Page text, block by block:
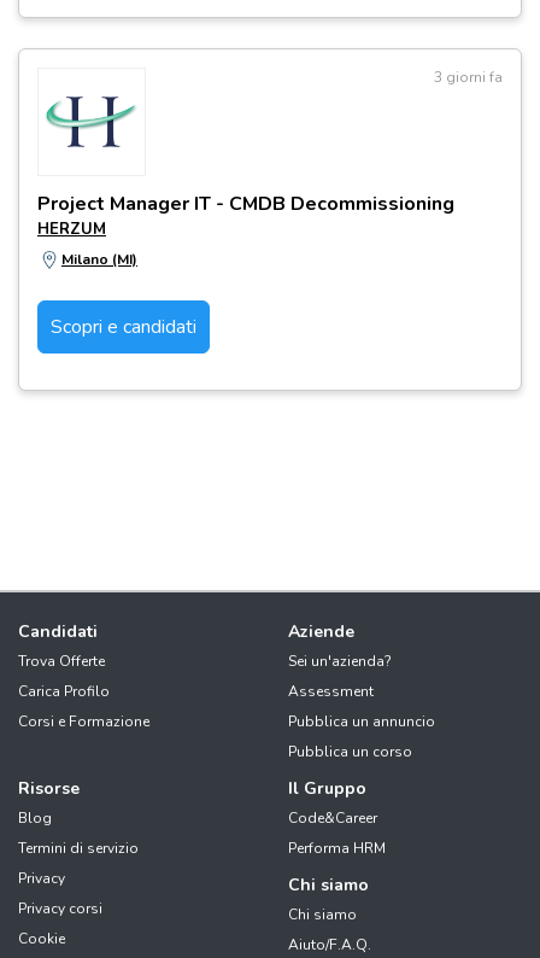
3 giorni fa
Project Manager IT - CMDB Decommissioning
HERZUM
Milano (MI)
Scopri e candidati
Candidati
Trova Offerte
Carica Profilo
Corsi e Formazione
Aziende
Sei un'azienda?
Assessment
Pubblica un annuncio
Pubblica un corso
Risorse
Blog
Termini di servizio
Privacy
Privacy corsi
Cookie
Il Gruppo
Code&Career
Performa HRM
Chi siamo
Chi siamo
Aiuto/F.A.Q.